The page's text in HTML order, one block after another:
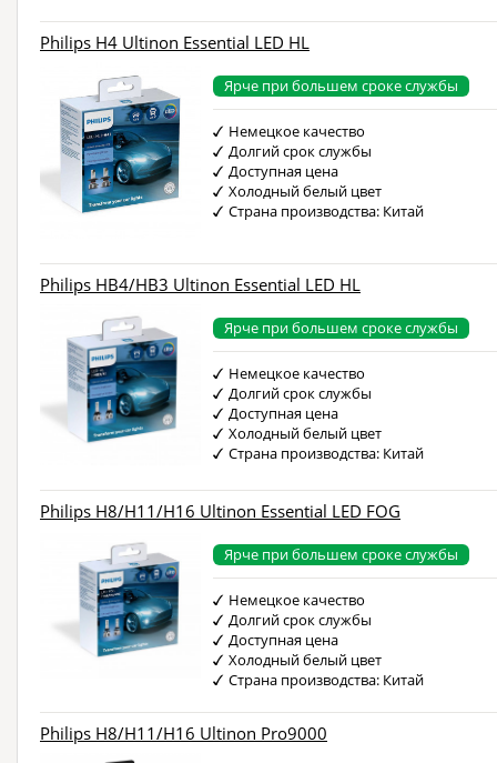
Philips H4 Ultinon Essential LED HL
Ярче при большем сроке службы
Немецкое качество
Долгий срок службы
Доступная цена
Холодный белый цвет
Страна производства: Китай
Philips HB4/HB3 Ultinon Essential LED HL
Ярче при большем сроке службы
Немецкое качество
Долгий срок службы
Доступная цена
Холодный белый цвет
Страна производства: Китай
Philips H8/H11/H16 Ultinon Essential LED FOG
Ярче при большем сроке службы
Немецкое качество
Долгий срок службы
Доступная цена
Холодный белый цвет
Страна производства: Китай
Philips H8/H11/H16 Ultinon Pro9000